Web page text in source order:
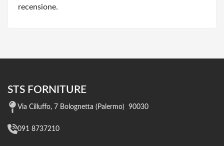
recensione.
STS FORNITURE
Via Cilluffo, 7 Bolognetta (Palermo) 90030
091 8737210